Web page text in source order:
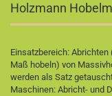
Holzmann
Einsatzbereich:
Maß hobeln) von
werden als Satz
Maschinen: Abricht- und